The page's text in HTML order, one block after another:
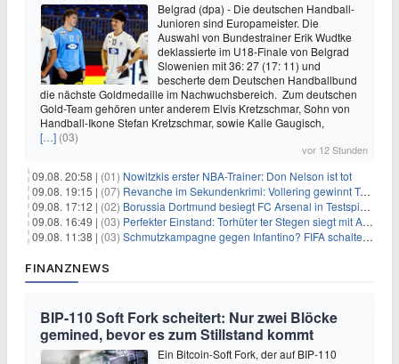
Belgrad (dpa) - Die deutschen Handball-
Junioren sind Europameister. Die
Auswahl von Bundestrainer Erik Wudtke
deklassierte im U18-Finale von Belgrad
Slowenien mit 36: 27 (17: 11) und
bescherte dem Deutschen Handballbund
die nächste Goldmedaille im Nachwuchsbereich. Zum deutschen
Gold-Team gehören unter anderem Elvis Kretzschmar, Sohn von
Handball-Ikone Stefan Kretzschmar, sowie Kalle Gaugisch,
[…] (03)
vor 12 Stunden
09.08. 20:58 | (01) Nowitzkis erster NBA-Trainer: Don Nelson ist tot
09.08. 19:15 | (07) Revanche im Sekundenkrimi: Vollering gewinnt Tour
09.08. 17:12 | (02) Borussia Dortmund besiegt FC Arsenal in Testspiel mit 3:2
09.08. 16:49 | (03) Perfekter Einstand: Torhüter ter Stegen siegt mit Ajax
09.08. 11:38 | (03) Schmutzkampagne gegen Infantino? FIFA schaltet auf Angriff
FINANZNEWS
BIP-110 Soft Fork scheitert: Nur zwei Blöcke
gemined, bevor es zum Stillstand kommt
Ein Bitcoin-Soft Fork, der auf BIP-110